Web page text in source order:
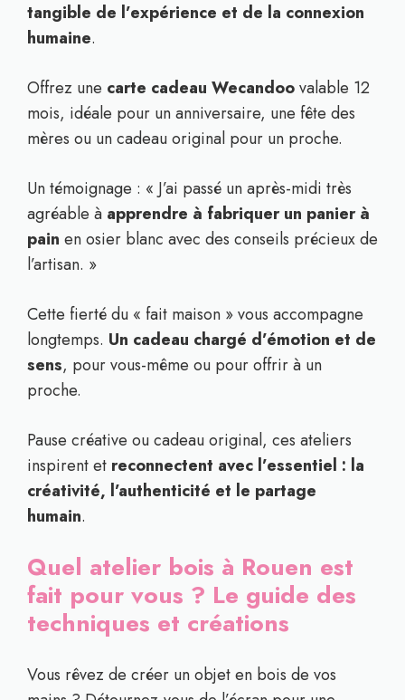
tangible de l’expérience et de la connexion
humaine.
Offrez une carte cadeau Wecandoovalable 12
mois, idéale pour un anniversaire, une fête des
mères ou un cadeau original pour un proche.
Un témoignage : « J’ai passé un après-midi très
agréable à apprendre à fabriquer un panier à
pain en osier blanc avec des conseils précieux de
l’artisan. »
Cette fierté du « fait maison » vous accompagne
longtemps. Un cadeau chargé d’émotion et de
sens, pour vous-même ou pour offrir à un
proche.
Pause créative ou cadeau original, ces ateliers
inspirent et reconnectent avec l’essentiel : la
créativité, l’authenticité et le partage
humain.
Quel atelier bois à Rouen est
fait pour vous ? Le guide des
techniques et créations
Vous rêvez de créer un objet en bois de vos